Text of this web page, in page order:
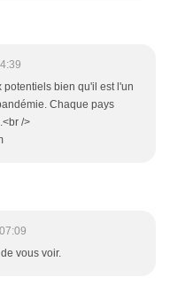
potentiels bien qu'il est l'un
Chaque pays
/>
vous voir.